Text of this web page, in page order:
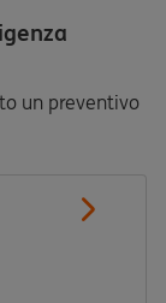
un preventivo